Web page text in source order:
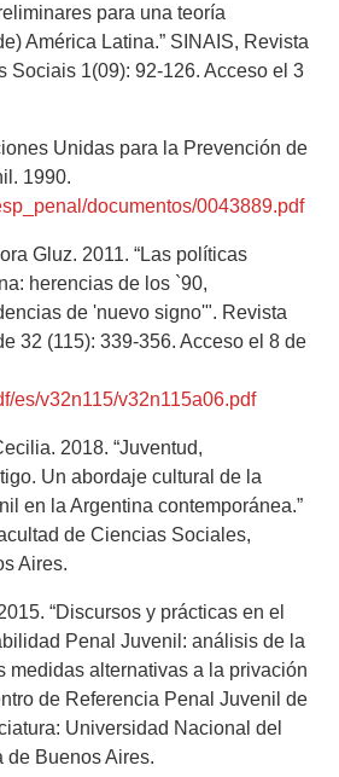
para una teoría
América Latina.” SINAIS, Revista
Sociais 1(09): 92-126. Acceso el 3
Unidas para la Prevención de
1990.
documentos/0043889.pdf
Gluz. 2011. “Las políticas
herencias de los `90,
de 'nuevo signo'". Revista
32 (115): 339-356. Acceso el 8 de
es/v32n115/v32n115a06.pdf
2018. “Juventud,
Un abordaje cultural de la
en la Argentina contemporánea.”
de Ciencias Sociales,
Aires.
“Discursos y prácticas en el
Penal Juvenil: análisis de la
medidas alternativas a la privación
de Referencia Penal Juvenil de
Universidad Nacional del
de Buenos Aires.